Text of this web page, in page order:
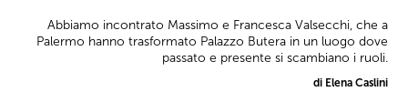
Abbiamo incontrato Massimo e Francesca Valsecchi, che a
Palermo hanno trasformato Palazzo Butera in un luogo dove
passato e presente si scambiano i ruoli.
di Elena Caslini